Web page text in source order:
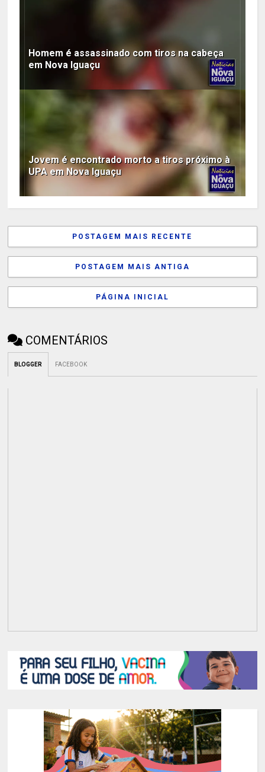
Homem é assassinado com tiros na cabeça
em Nova Iguaçu
Jovem é encontrado morto a tiros próximo à
UPA em Nova Iguaçu
POSTAGEM MAIS RECENTE
POSTAGEM MAIS ANTIGA
PÁGINA INICIAL
COMENTÁRIOS
BLOGGER FACEBOOK